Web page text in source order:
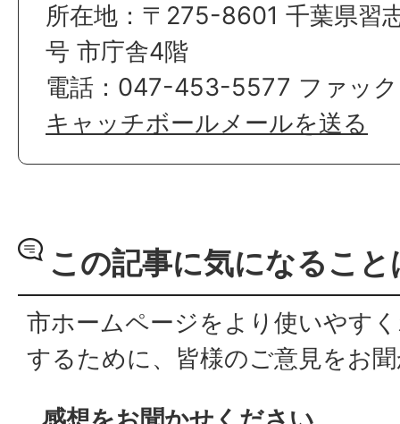
所在地：〒275-8601 千葉県習
号 市庁舎4階
電話：047-453-5577 ファッ
キャッチボールメールを送る
この記事に気になるこ
市ホームページをより使いやす
するために、皆様のご意見をお